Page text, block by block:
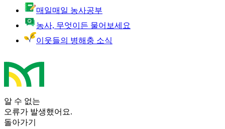
매일매일 농사공부
농사, 무엇이든 물어보세요
이웃들의 병해충 소식
알 수 없는
오류가 발생했어요.
돌아가기